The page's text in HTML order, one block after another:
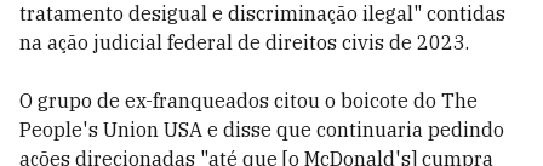
tratamento desigual e discriminação ilegal" contidas
na ação judicial federal de direitos civis de 2023.
O grupo de ex-franqueados citou o boicote do The
People's Union USA e disse que continuaria pedindo
ações direcionadas "até que [o McDonald's] cumpra